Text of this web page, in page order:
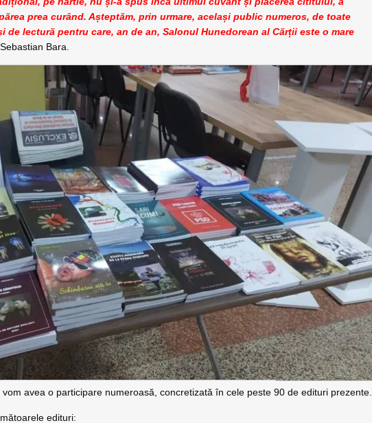
prea curând. Așteptăm, prin urmare, același public numeros, de toate
lectură pentru care, an de an, Salonul Hunedorean al Cărții este o mare
Bara.
avea o participare numeroasă, concretizată în cele peste 90 de edituri prezente.
edituri: